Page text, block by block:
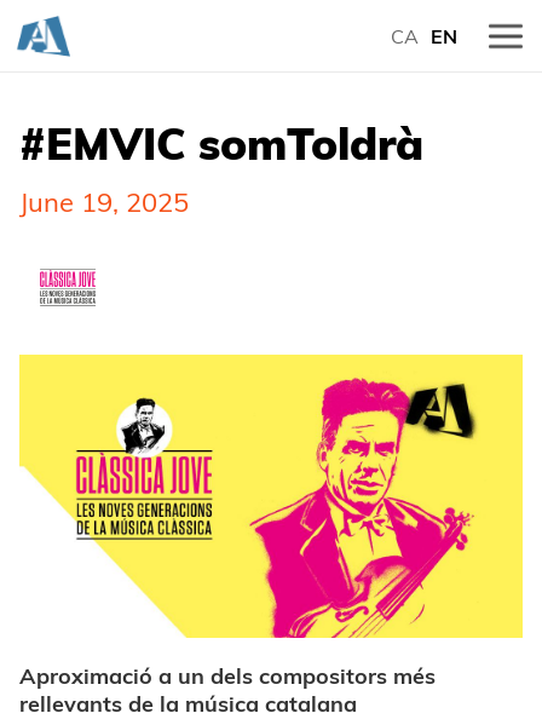
CA EN
#EMVIC somToldrà
June 19, 2025
Aproximació a un dels compositors més
rellevants de la música catalana